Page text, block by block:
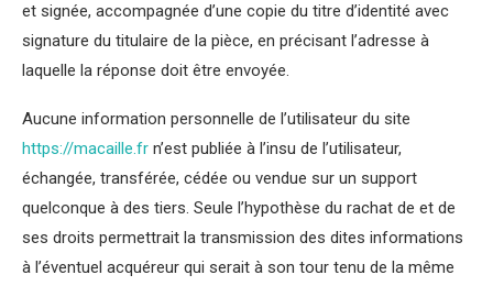
et signée, accompagnée d’une copie du titre d’identité avec
signature du titulaire de la pièce, en précisant l’adresse à
laquelle la réponse doit être envoyée.
Aucune information personnelle de l’utilisateur du site
https://macaille.fr n’est publiée à l’insu de l’utilisateur,
échangée, transférée, cédée ou vendue sur un support
quelconque à des tiers. Seule l’hypothèse du rachat de et de
ses droits permettrait la transmission des dites informations
à l’éventuel acquéreur qui serait à son tour tenu de la même